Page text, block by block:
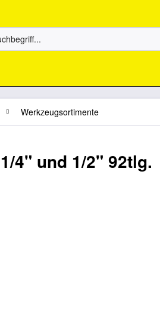
Werkzeugsortimente
4" und 1/2" 92tlg.